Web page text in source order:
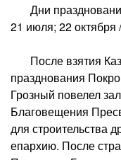
Дни
21 июля; 22 октября
После взятия
празднования
Грозный повелел
Благовещения
для строительства
епархию. После